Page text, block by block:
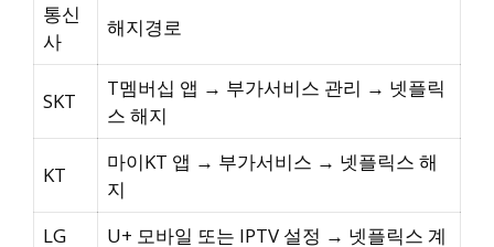
통신
사
해지경로
SKT
T멤버십 앱 → 부가서비스 관리 → 넷플릭
스 해지
KT
마이KT 앱 → 부가서비스 → 넷플릭스 해
지
LG
U+ 모바일 또는 IPTV 설정 → 넷플릭스 계